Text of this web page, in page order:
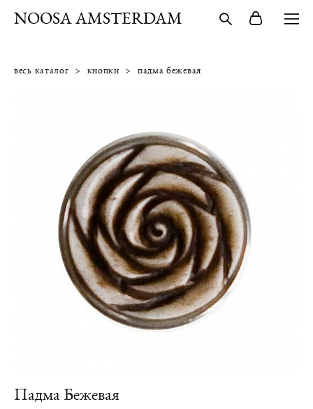
NOOSA AMSTERDAM
весь каталог > кнопки > падма бежевая
Падма Бежевая